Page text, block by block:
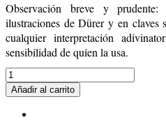
Observación breve y
ilustraciones deDürer y en claves
cualquier interpretación
sensibilidad de quien la usa.
Añadir al carrito